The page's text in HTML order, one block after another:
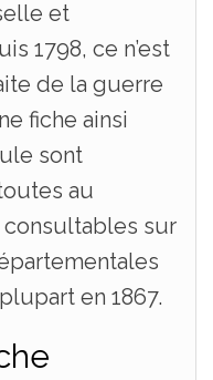
et
1798, ce n’est
de la guerre
fiche ainsi
sont
au
consultables sur
en 1867.